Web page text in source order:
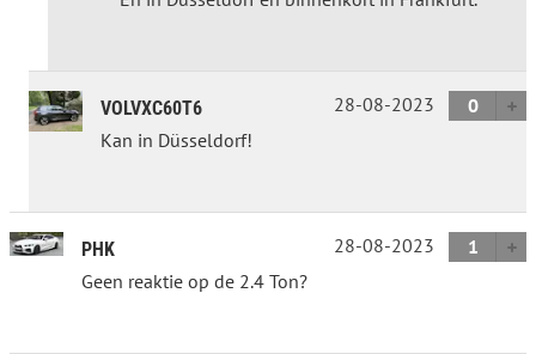
VOLVXC60T6 28-08-2023
0
Kan in Düsseldorf!
PHK 28-08-2023
1
Geen reaktie op de 2.4 Ton?